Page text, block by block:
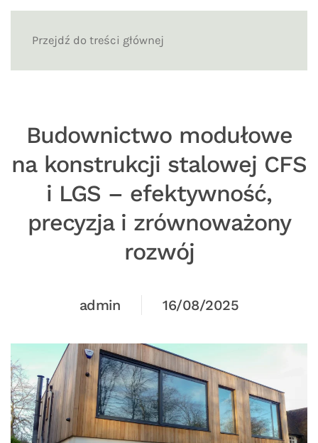
Przejdź do treści głównej
Budownictwo modułowe
na konstrukcji stalowej CFS
i LGS – efektywność,
precyzja i zrównoważony
rozwój
admin 16/08/2025